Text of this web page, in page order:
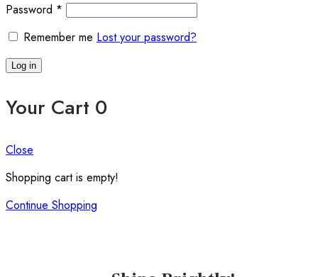
Password *
Remember me Lost your password?
Log in
Your Cart 0
Close
Shopping cart is empty!
Continue Shopping